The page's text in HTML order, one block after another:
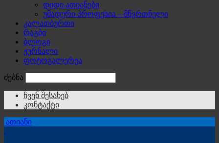
დიდი ათიანები
უმადური პროფესია – მწვრთნელი
კალათბურთი
რაგბი
ბლოგი
ჟურნალი
ფოტოგალერეა
ძებნა
ჩვენ შესახებ
კონტაქტი
ათიანი